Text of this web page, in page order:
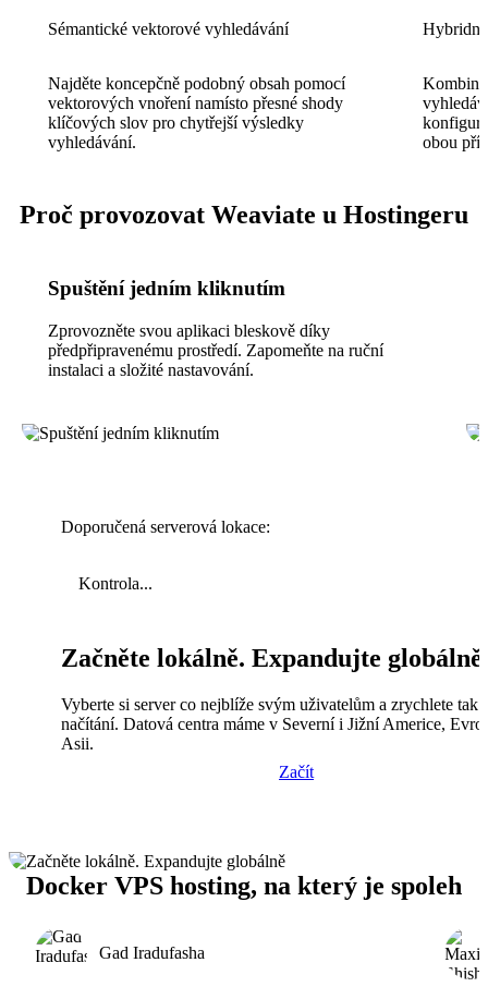
Sémantické vektorové vyhledávání
Najděte koncepčně podobný obsah pomocí
vektorových vnoření namísto přesné shody
klíčových slov pro chytřejší výsledky
vyhledávání.
Hybridní
obou
Proč provozovat Weaviate u Hostingeru
Spuštění jedním kliknutím
Zprovozněte svou aplikaci bleskově díky
předpřipravenému prostředí. Zapomeňte na ruční
instalaci a složité nastavování.
Doporučená serverová lokace:
Kontrola...
Začněte lokálně. Expandujte globálně
Vyberte si server co nejblíže svým uživatelům a zrychlete tak
načítání. Datová centra máme v Severní i Jižní Americe,
Asii.
Začít
Docker VPS hosting, na který je spoleh
Gad Iradufasha